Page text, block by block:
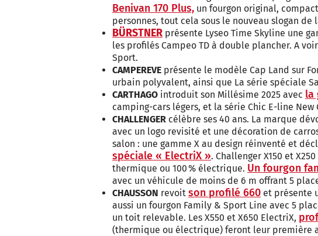
Benivan 170 Plus, un fourgon original,
personnes, tout cela sous le nouveau slogan de
BÜRSTNER présente Lyseo Time Skyline une
les profilés Campeo TD à double plancher. A
Sport.
CAMPEREVE présente le modèle Cap Land sur
urbain polyvalent, ainsi que La série spéciale
CARTHAGO introduit son Millésime 2025 avec la
camping-cars légers, et la série Chic E-line New
CHALLENGER célèbre ses 40 ans. La marque
avec un logo revisité et une décoration de
salon : une gamme X au design réinventé et
spéciale « ElectriX ». Challenger X150 et
thermique ou 100 % électrique. Un fourgon
avec un véhicule de moins de 6 m offrant 5
CHAUSSON revoit son profilé 660 et présente
aussi un fourgon Family & Sport Line avec 5
un toit relevable. Les X550 et X650 ElectriX,
(thermique ou électrique) feront leur première